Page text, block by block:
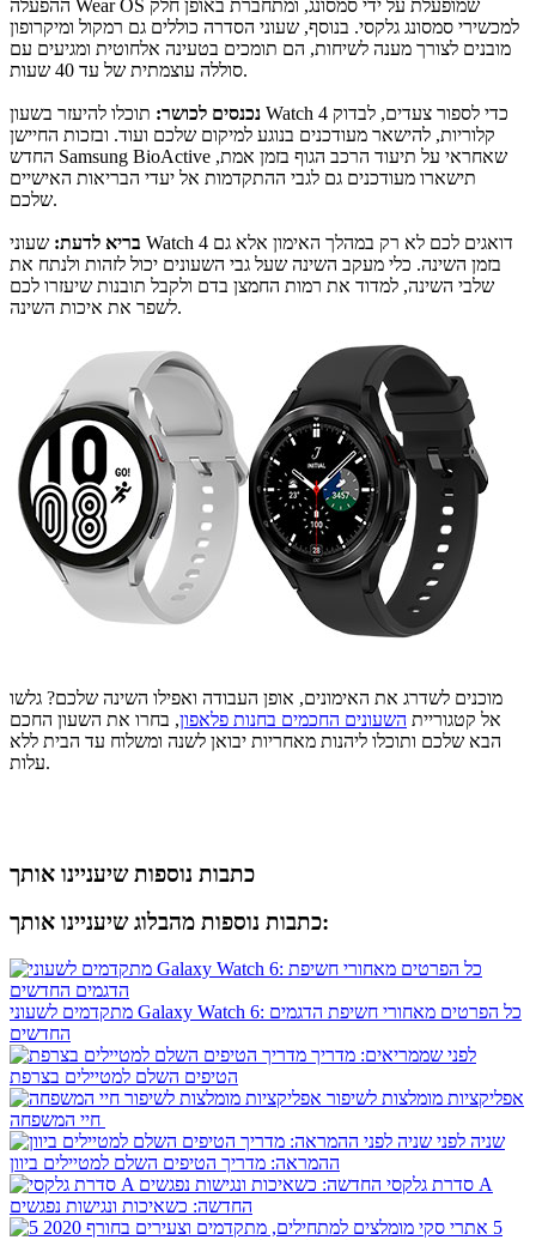
ההפעלה Wear OS שמופעלת על ידי סמסונג, ומתחברת באופן חלק
למכשירי סמסונג גלקסי. בנוסף, שעוני הסדרה כוללים גם רמקול ומיקרופון
מובנים לצורך מענה לשיחות, הם תומכים בטעינה אלחוטית ומגיעים עם
סוללה עוצמתית של עד 40 שעות.
נכנסים לכושר: תוכלו להיעזר בשעון Watch 4 כדי לספור צעדים, לבדוק
קלוריות, להישאר מעודכנים בנוגע למיקום שלכם ועוד. ובזכות החיישן
החדש Samsung BioActive שאחראי על תיעוד הרכב הגוף בזמן אמת,
תישארו מעודכנים גם לגבי ההתקדמות אל יעדי הבריאות האישיים
שלכם.
בריא לדעת: שעוני Watch 4 דואגים לכם לא רק במהלך האימון אלא גם
בזמן השינה. כלי מעקב השינה שעל גבי השעונים יכול לזהות ולנתח את
שלבי השינה, למדוד את רמות החמצן בדם ולקבל תובנות שיעזרו לכם
לשפר את איכות השינה.
מוכנים לשדרג את האימונים, אופן העבודה ואפילו השינה שלכם? גלשו
אל קטגוריית השעונים החכמים בחנות פלאפון, בחרו את השעון החכם
הבא שלכם ותוכלו ליהנות מאחריות יבואן לשנה ומשלוח עד הבית ללא
עלות.
כתבות נוספות שיעניינו אותך
כתבות נוספות מהבלוג שיעניינו אותך:
מתקדמים לשעוני Galaxy Watch 6: כל הפרטים מאחורי חשיפת הדגמים
החדשים
לפני שממריאים: מדריך
הטיפים השלם למטיילים בצרפת
אפליקציות מומלצות לשיפור
שניה לפני
ההמראה: מדריך הטיפים השלם למטיילים ביוון
סדרת גלקסי A
החדשה: כשאיכות ונגישות נפגשים
5